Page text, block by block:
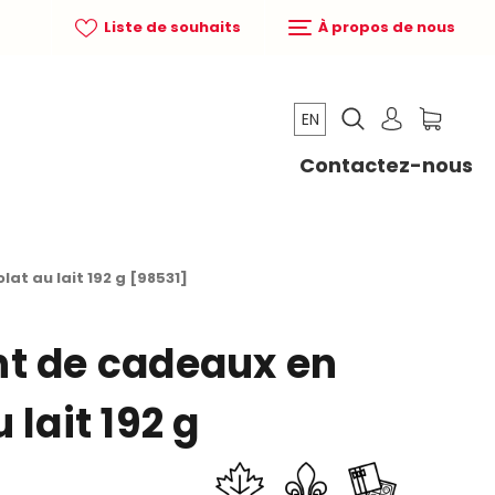
Liste de souhaits À propos de nous
EN
Contactez-nous
au lait 192 g [98531]
de cadeaux en
192 g